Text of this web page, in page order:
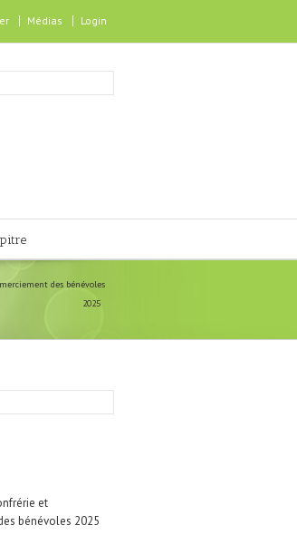
Médias Login
des bénévoles
2025
et
bénévoles 2025